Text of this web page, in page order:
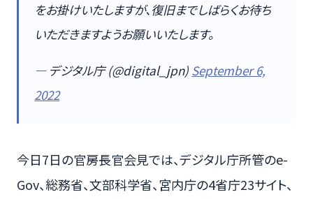
をお掛けいたしますが、復旧までしばらくお待ち
いただきますようお願いいたします。
— デジタル庁 (@digital_jpn) September 6,
2022
今日7日の官房長官会見では、デジタル庁所管のe-
Gov、総務省、文部科学省、宮内庁の4省庁23サイト、